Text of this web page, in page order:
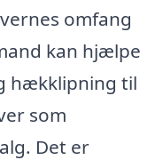
omfang
kan hjælpe
hækklipning til
som
Det er